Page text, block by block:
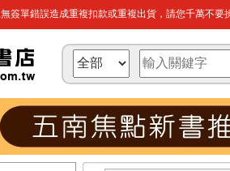
簽單錯誤造成重複扣款或重複出貨，請您千萬不要